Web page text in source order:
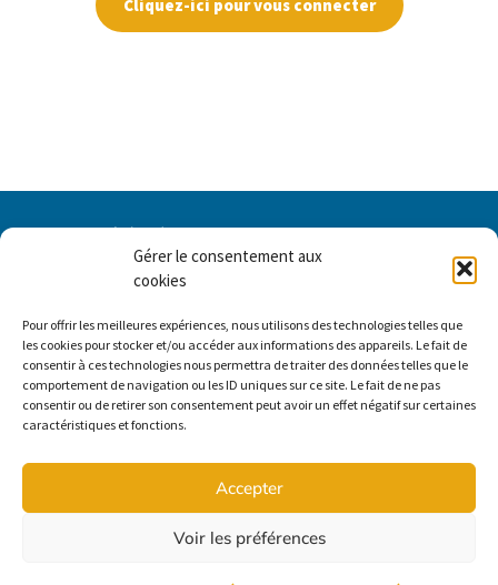
Gérer le consentement aux
cookies
Pour offrir les meilleures expériences, nous utilisons des technologies telles que
les cookies pour stocker et/ou accéder aux informations des appareils. Le fait de
consentir à ces technologies nous permettra de traiter des données telles que le
comportement de navigation ou les ID uniques sur ce site. Le fait de ne pas
consentir ou de retirer son consentement peut avoir un effet négatif sur certaines
caractéristiques et fonctions.
Accepter
Voir les préférences
Cliquez-ici pour vous connecter
Accès membre
Contactez-nous
2030, boul. Pie-IX, bureau 403